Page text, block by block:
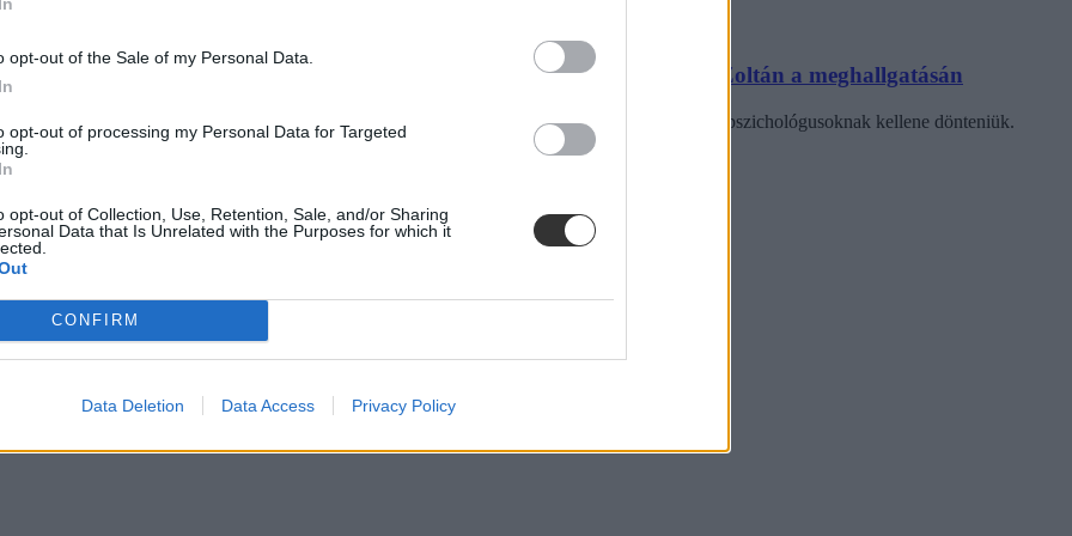
opt-out of the Sale of my Personal Data.
opt-out of processing my Personal Data for Targeted
opt-out of Collection, Use, Retention, Sale, and/or Sharing
Data that Is Unrelated with the Purposes for which it
CONFIRM
Data Deletion Data Access Privacy Policy
hozni a KRÉTA-rendszer előtti szolgáltatói versenyt – mondta Tanács Zoltán a meghallgatásán
arról is beszélt, hogy az okoseszközök iskolai használatáról elsősorban pedagógusoknak és pszichológusoknak kellene dönteniük.